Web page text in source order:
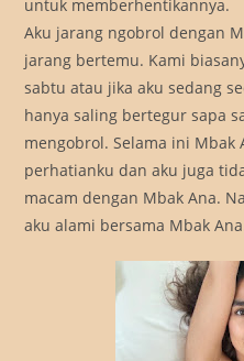
untuk memberhentikannya.
Aku jarang ngobrol dengan
jarang bertemu. Kami
sabtu atau jika aku sedang
hanya saling bertegur sapa
mengobrol. Selama ini
perhatianku dan aku juga
macam dengan Mbak Ana.
aku alami bersama Mbak